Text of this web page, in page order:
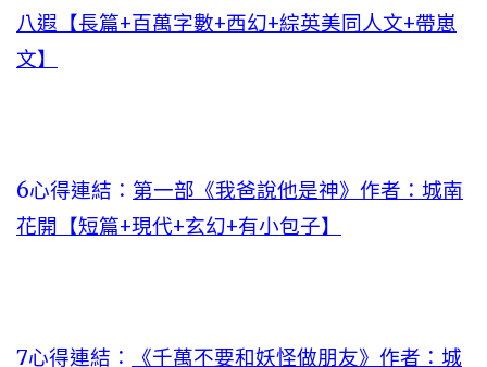
八遐【長篇+百萬字數+西幻+綜英美同人文+帶崽
文】
6心得連結： 第一部《我爸說他是神》作者：城南
花開【短篇+現代+玄幻+有小包子】
7心得連結： 《千萬不要和妖怪做朋友》作者：城